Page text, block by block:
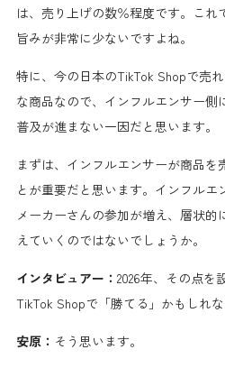
は、売り上げの数％程度です。これ
旨みが非常に少ないですよね。
特に、今の日本のTikTok Shopで売
な商品なので、インフルエンサー側
普及が進まない一因だと思います。
まずは、インフルエンサーが商品を
とが重要だと思います。インフル
メーカーさんの参加が増え、層状的
えていくのではないでしょうか。
インタビュアー： 2026年、その点を
TikTok Shopで「勝てる」かもしれな
安原： そう思います。